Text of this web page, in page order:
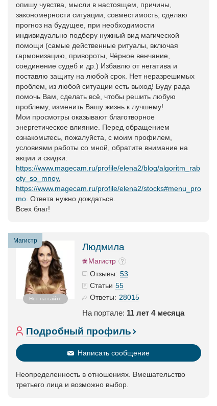
опишу чувства, мысли в настоящем, причины,
закономерности ситуации, совместимость, сделаю
прогноз на будущее, при необходимости
индивидуально подберу нужный вид магической
помощи (самые действенные ритуалы, включая
гармонизацию, привороты, Чёрное венчание,
соединение судеб и др.) Избавлю от негатива и
поставлю защиту на любой срок. Нет неразрешимых
проблем, из любой ситуации есть выход! Буду рада
помочь Вам, сделать всё, чтобы решить любую
проблему, изменить Вашу жизнь к лучшему!
Мои просмотры оказывают благотворное
энергетическое влияние. Перед обращением
ознакомьтесь, пожалуйста, с моим профилем,
условиями работы со мной, обратите внимание на
акции и скидки:
https://www.magecam.ru/profile/elena2/blog/algoritm_rab
oty_so_mnoy,
https://www.magecam.ru/profile/elena2/stocks#menu_pro
mo . Ответа нужно дождаться.
Всех благ!
Магистр
Нет на сайте
Людмила
Магистр
Отзывы: 53
Статьи 55
Ответы: 28015
На портале: 11 лет 4 месяца
Подробный профиль
Написать сообщение
Неопределенность в отношениях. Вмешательство
третьего лица и возможно выбор.